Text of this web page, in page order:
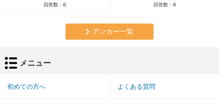
回答数： 0 回答数： 0
アンカー一覧
メニュー
初めての方へ よくある質問